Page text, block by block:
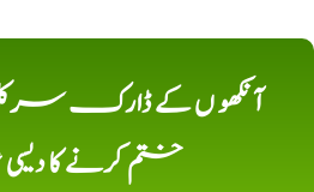
آنکھو ں کے ڈارک
ختم کرنے کا